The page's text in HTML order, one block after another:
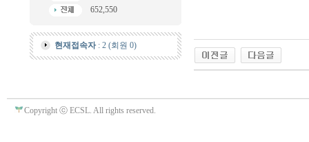
652,550
현재접속자: 2 (회원 0)
Copyright ⓒ ECSL. All rights reserved.